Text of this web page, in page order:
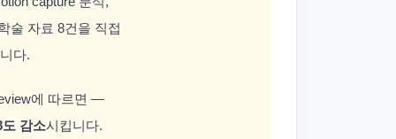
술 자료 8건을 직접
다.
에 따르면 —
감소시킵니다.